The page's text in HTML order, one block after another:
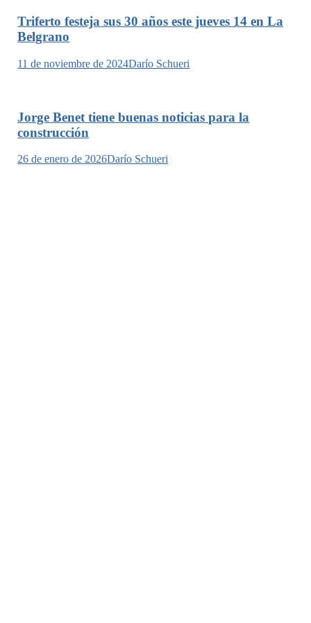
Triferto festeja sus 30 años este jueves 14 en La
Belgrano
11 de noviembre de 2024Darío Schueri
Jorge Benet tiene buenas noticias para la
construcción
26 de enero de 2026Darío Schueri